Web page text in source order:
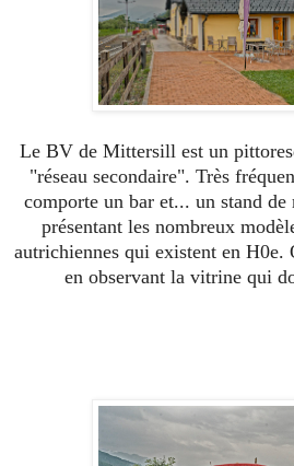
Le BV de Mittersill est un
"réseau secondaire". Très
comporte un bar et... un stand
présentant les nombreux
autrichiennes qui existent en H0e.
en observant la vitrine qui